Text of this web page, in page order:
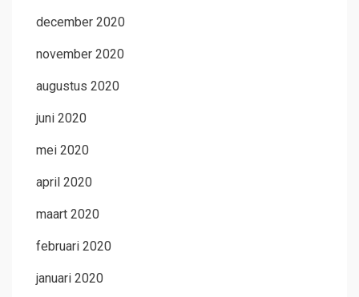
december 2020
november 2020
augustus 2020
juni 2020
mei 2020
april 2020
maart 2020
februari 2020
januari 2020